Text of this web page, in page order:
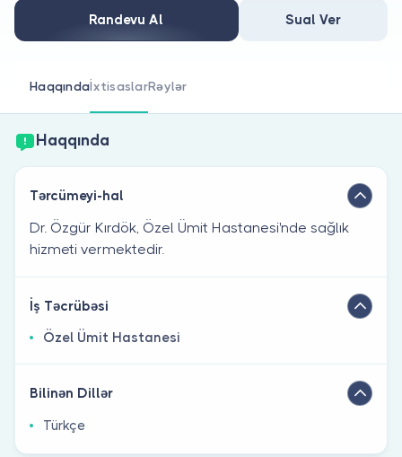
Randevu Al Sual Ver
HaqqındaİxtisaslarRəylər
Haqqında
Tərcümeyi-hal
Dr. Özgür Kırdök, Özel Ümit Hastanesi'nde sağlık
hizmeti vermektedir.
İş Təcrübəsi
Özel Ümit Hastanesi
Bilinən Dillər
Türkçe